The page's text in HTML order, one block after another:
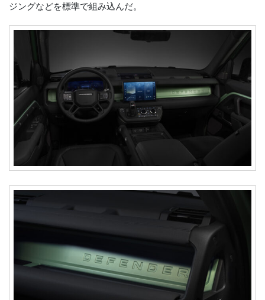
ジングなどを標準で組み込んだ。